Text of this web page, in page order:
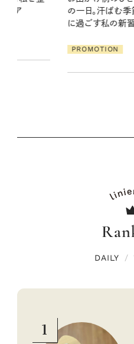
ごきげん」
2026.07.21
発・ベーリングの腕時計
リーとの重ねづけ
DAILY /
1